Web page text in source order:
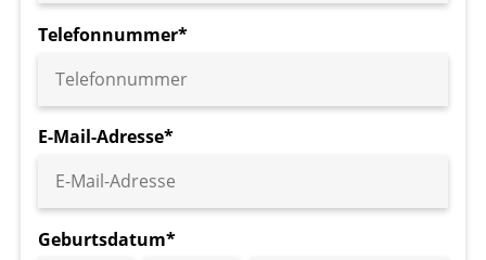
Telefonnummer*
E-Mail-Adresse*
Geburtsdatum*